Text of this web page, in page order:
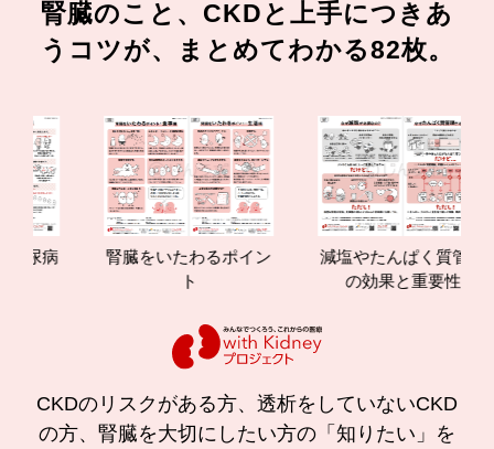
腎臓のこと、CKDと上手につきあ
うコツが、まとめてわかる82枚。
腎臓をいたわるポイン
減塩やたんぱく質管理
の効果と重要性
腎臓
CKDのリスクがある方、透析をしていないCKD
の方、腎臓を大切にしたい方の「知りたい」を